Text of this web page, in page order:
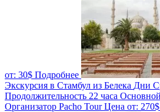
от: 30$ Подробнее
Экскурсия в Стамбул из Белека Дни
Продолжительность 22 часа
Организатор Pacho TourЦена от: 270$